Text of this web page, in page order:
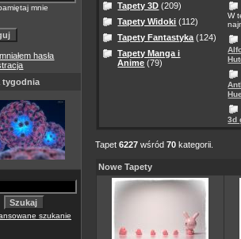
mnie
hasła
tygodnia
szukanie
Tapety 3D (209)
Tapety Widoki (112)
Tapety Fantastyka (124)
Tapety Manga i
Anime (79)
W
3d
Tapet6227 wśród70 kategorii.
Nowe Tapety